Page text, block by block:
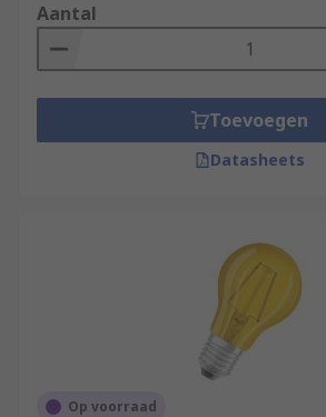
Aantal
Toevoegen
Datasheets
Op voorraad